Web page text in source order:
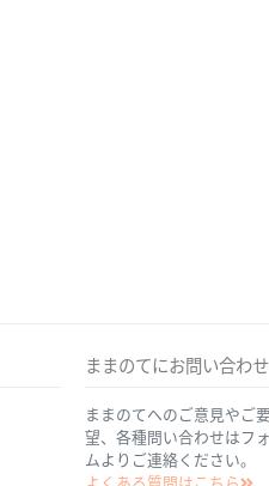
ままのてにお問い合わせ
ままのてへのご意見やご
望、各種問い合わせはフ
ムよりご連絡ください。